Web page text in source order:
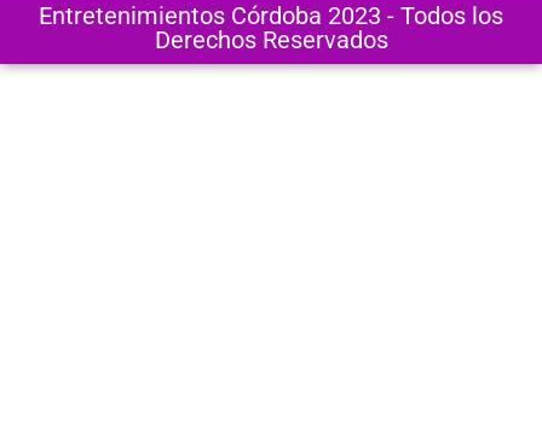
Entretenimientos Córdoba 2023 - Todos los
Derechos Reservados